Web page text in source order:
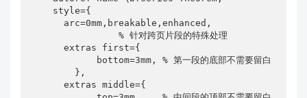
                % 针对跨页片段的特殊处理
      extras first={
      extras middle={